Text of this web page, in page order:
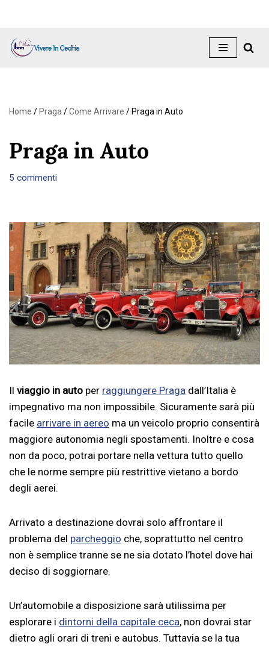
Vai
Home / Praga/Come Arrivare / Praga in Auto
Praga in Auto
5 commenti
Il viaggio in auto per raggiungere Praga dall’Italia è
impegnativo ma non impossibile. Sicuramente sarà più
facile arrivare in aereo ma un veicolo proprio consentirà
maggiore autonomia negli spostamenti. Inoltre e cosa
non da poco, potrai portare nella vettura tutto quello
che le norme sempre più restrittive vietano a bordo
degli aerei.
Arrivato a destinazione dovrai solo affrontare il
problema del parcheggio che, soprattutto nel centro
non è semplice tranne se ne sia dotato l’hotel dove hai
deciso di soggiornare.
Un’automobile a disposizione sarà utilissima per
esplorare i dintorni della capitale ceca, non dovrai star
dietro agli orari di treni e autobus. Tuttavia se la tua